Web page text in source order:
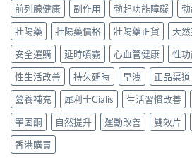
前列腺健康
副作用 勃起功能障礙
壯陽藥
壯陽藥價格 壯陽藥正貨 天
安全選購
延時噴霧 心血管健康 性
性生活改善
持久延時 早洩 正品渠道
營養補充
犀利士Cialis 生活習慣改善
睪固酮
自然提升 運動改善 雙效片
香港購買